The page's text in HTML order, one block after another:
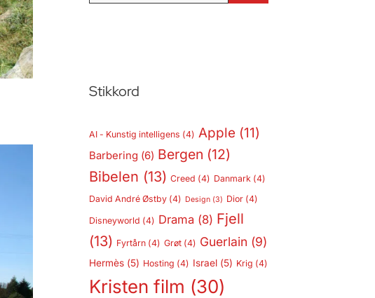
Stikkord
AI - Kunstig intelligens (4) Apple (11)
Barbering (6) Bergen (12)
Bibelen (13) Creed (4) Danmark (4)
David André Østby(4) Design(3) Dior(4)
Disneyworld (4) Drama (8) Fjell
(13) Fyrtårn(4) Grøt(4) Guerlain (9)
Hermès(5) Hosting (4) Israel(5) Krig (4)
Kristen film (30)